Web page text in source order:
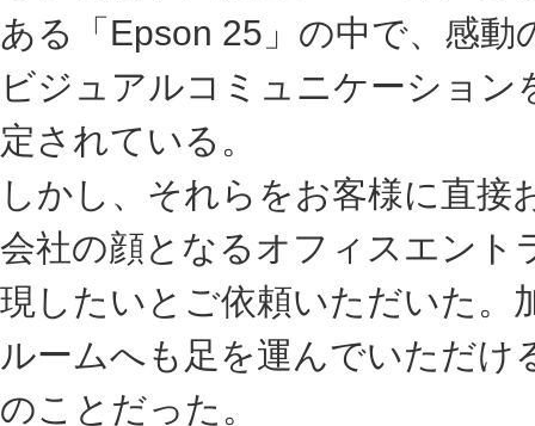
ある「Epson 25」の中で、感動
ビジュアルコミュニケーション
定されている。
しかし、それらをお客様に直
会社の顔となるオフィスエント
現したいとご依頼いただいた。
ルームへも足を運んでいただ
のことだった。